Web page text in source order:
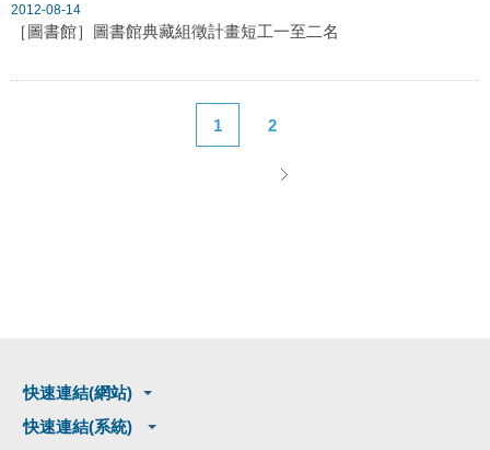
2012-08-14
［圖書館］圖書館典藏組徵計畫短工一至二名
1 2
快速連結(網站)
快速連結(系統)